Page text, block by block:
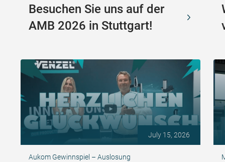
Besuchen Sie uns auf der
AMB 2026 in Stuttgart!
July 15, 2026
Aukom Gewinnspiel – Auslosung